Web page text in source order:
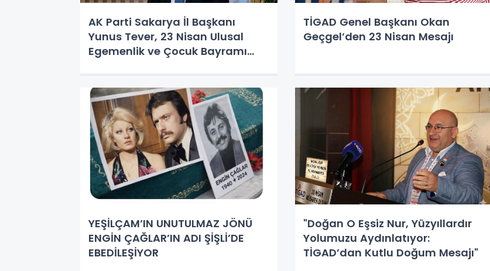
AK Parti Sakarya İl Başkanı
Yunus Tever, 23 Nisan Ulusal
Egemenlik ve Çocuk Bayramı
TİGAD Genel Başkanı Okan
Geçgel’den 23 Nisan Mesajı
YEŞİLÇAM’IN UNUTULMAZ JÖNÜ
ENGİN ÇAĞLAR’IN ADI ŞİŞLİ’DE
EBEDİLEŞİYOR
"Doğan O Eşsiz Nur, Yüzyıllardır
Yolumuzu Aydınlatıyor:
TİGAD’dan Kutlu Doğum Mesajı"